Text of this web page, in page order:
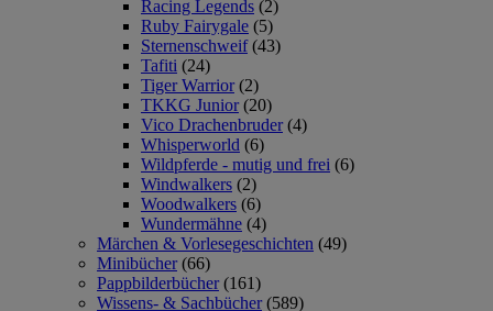
Racing Legends (2)
Ruby Fairygale (5)
Sternenschweif (43)
Tafiti (24)
Tiger Warrior (2)
TKKG Junior (20)
Vico Drachenbruder (4)
Whisperworld (6)
Wildpferde - mutig und frei (6)
Windwalkers (2)
Woodwalkers (6)
Wundermähne (4)
Märchen & Vorlesegeschichten (49)
Minibücher (66)
Pappbilderbücher (161)
Wissens- & Sachbücher (589)